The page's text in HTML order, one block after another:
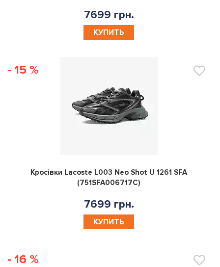
7699 грн.
КУПИТЬ
- 15 %
0
Кросівки Lacoste L003 Neo Shot U 1261 SFA
(751SFA006717C)
7699 грн.
КУПИТЬ
- 16 %